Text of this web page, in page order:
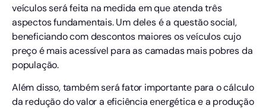
veículos será feita na medida em que atenda três
aspectos fundamentais. Um deles é a questão social,
beneficiando com descontos maiores os veículos cujo
preço é mais acessível para as camadas mais pobres da
população.
Além disso, também será fator importante para o cálculo
da redução do valor a eficiência energética e a produção